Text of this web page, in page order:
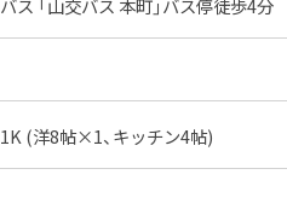
バス 「山交バス 本町」バス停徒歩4分
1K (洋8帖×1、キッチン4帖)